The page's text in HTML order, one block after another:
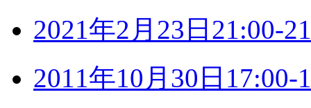
2021年2月23日21:00-
2011年10月30日